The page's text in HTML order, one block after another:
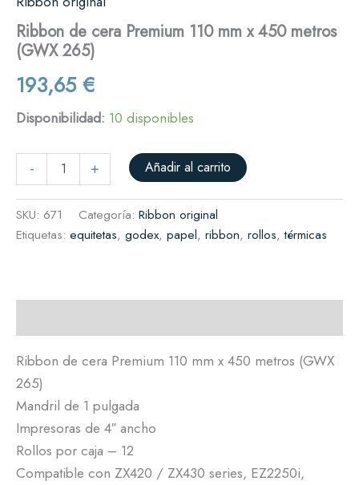
Ribbon de cera Premium 110 mm x 450 metros
(GWX 265)
193,65 €
Disponibilidad: 10 disponibles
- + Añadir al carrito
SKU: 671 Categoría: Ribbon original
Etiquetas: equitetas, godex, papel, ribbon, rollos,térmicas
Ribbon de cera Premium 110 mm x 450 metros (GWX
265)
Mandril de 1 pulgada
Impresoras de 4″ ancho
Rollos por caja – 12
Compatible con ZX420 / ZX430 series, EZ2250i,